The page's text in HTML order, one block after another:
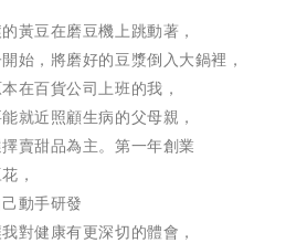
黃豆在磨豆機上跳動著，
始，將磨好的豆漿倒入大鍋裡，
在百貨公司上班的我，
就近照顧生病的父母親，
賣甜品為主。第一年創業
，
動手研發
對健康有更深切的體會，